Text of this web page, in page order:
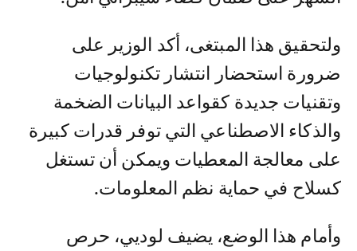
ولتحقيق هذا المبتغى، أكد الوزير على
ضرورة استحضار انتشار تكنولوجيات
وتقنيات جديدة كقواعد البيانات الضخمة
والذكاء الاصطناعي التي توفر قدرات كبيرة
على معالجة المعطيات ويمكن أن تستغل
كسلاح في حماية نظم المعلومات.
وأمام هذا الوضع، يضيف لوديي، حرص